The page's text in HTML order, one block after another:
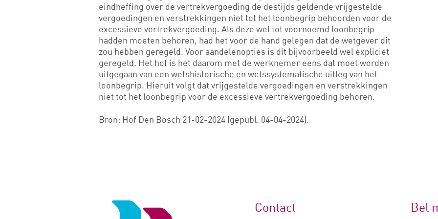
eindheffing over de vertrekvergoeding de destijds geldende vrijgestelde
vergoedingen en verstrekkingen niet tot het loonbegrip behoorden voor de
excessieve vertrekvergoeding. Als deze wel tot voornoemd loonbegrip
hadden moeten behoren, had het voor de hand gelegen dat de wetgever dit
zou hebben geregeld. Voor aandelenopties is dit bijvoorbeeld wel expliciet
geregeld. Het hof is het daarom met de werknemer eens dat moet worden
uitgegaan van een wetshistorische en wetssystematische uitleg van het
loonbegrip. Hieruit volgt dat vrijgestelde vergoedingen en verstrekkingen
niet tot het loonbegrip voor de excessieve vertrekvergoeding behoren.
Bron: Hof Den Bosch 21-02-2024 (gepubl. 04-04-2024).
Logo
Contact Bel